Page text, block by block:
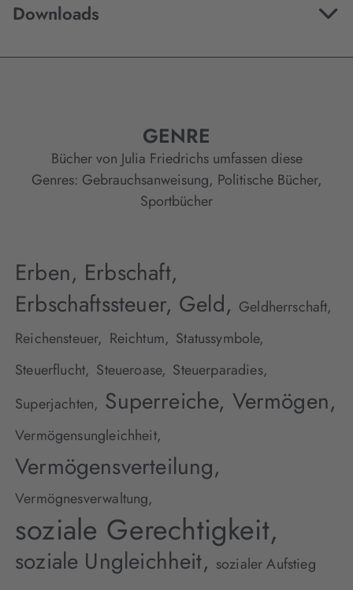
Downloads
GENRE
Bücher von Julia Friedrichs umfassen diese
Genres: Gebrauchsanweisung, Politische Bücher,
Sportbücher
Erben, Erbschaft,
Erbschaftssteuer, Geld, Geldherrschaft,
Reichensteuer, Reichtum, Statussymbole,
Steuerflucht, Steueroase, Steuerparadies,
Superjachten, Superreiche, Vermögen,
Vermögensungleichheit,
Vermögensverteilung,
Vermögnesverwaltung,
soziale Gerechtigkeit,
soziale Ungleichheit, sozialer Aufstieg